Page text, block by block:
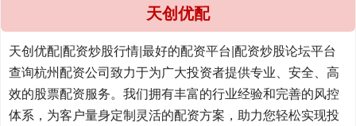
天创优配
天创优配|配资炒股行情|最好的配资平台|配资炒股论坛平台
查询杭州配资公司致力于为广大投资者提供专业、安全、高
效的股票配资服务。我们拥有丰富的行业经验和完善的风控
体系，为客户量身定制灵活的配资方案，助力您轻松实现投